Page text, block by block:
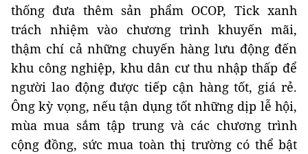
thống đưa thêm sản phẩm OCOP, Tick xanh
trách nhiệm vào chương trình khuyến mãi,
thậm chí cả những chuyến hàng lưu động đến
khu công nghiệp, khu dân cư thu nhập thấp để
người lao động được tiếp cận hàng tốt, giá rẻ.
Ông kỳ vọng, nếu tận dụng tốt những dịp lễ hội,
mùa mua sắm tập trung và các chương trình
cộng đồng, sức mua toàn thị trường có thể bật